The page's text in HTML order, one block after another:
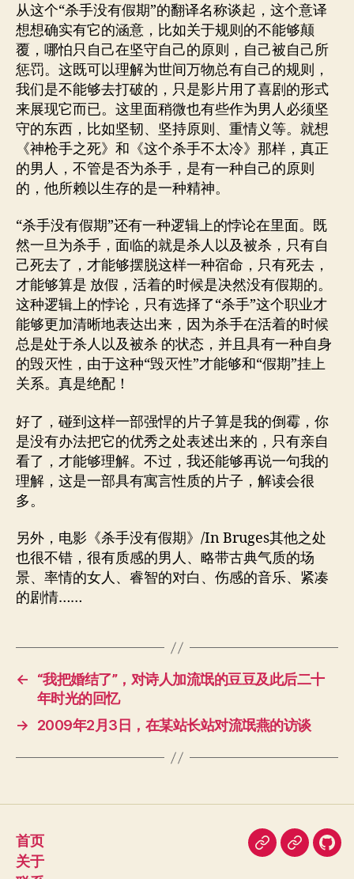
从这个“杀手没有假期”的翻译名称谈起，这个意译
想想确实有它的涵意，比如关于规则的不能够颠
覆，哪怕只自己在坚守自己的原则，自己被自己所
惩罚。这既可以理解为世间万物总有自己的规则，
我们是不能够去打破的，只是影片用了喜剧的形式
来展现它而已。这里面稍微也有些作为男人必须坚
守的东西，比如坚韧、坚持原则、重情义等。就想
《神枪手之死》和《这个杀手不太冷》那样，真正
的男人，不管是否为杀手，是有一种自己的原则
的，他所赖以生存的是一种精神。
“杀手没有假期”还有一种逻辑上的悖论在里面。既
然一旦为杀手，面临的就是杀人以及被杀，只有自
己死去了，才能够摆脱这样一种宿命，只有死去，
才能够算是 放假，活着的时候是决然没有假期的。
这种逻辑上的悖论，只有选择了“杀手”这个职业才
能够更加清晰地表达出来，因为杀手在活着的时候
总是处于杀人以及被杀 的状态，并且具有一种自身
的毁灭性，由于这种“毁灭性”才能够和“假期”挂上
关系。真是绝配！
好了，碰到这样一部强悍的片子算是我的倒霉，你
是没有办法把它的优秀之处表述出来的，只有亲自
看了，才能够理解。不过，我还能够再说一句我的
理解，这是一部具有寓言性质的片子，解读会很
多。
另外，电影《杀手没有假期》/In Bruges其他之处
也很不错，很有质感的男人、略带古典气质的场
景、率情的女人、睿智的对白、伤感的音乐、紧凑
的剧情……
←
“我把婚结了”，对诗人加流氓的豆豆及此后二十
年时光的回忆
→
2009年2月3日，在某站长站对流氓燕的访谈
首页
关于
即
豆
我